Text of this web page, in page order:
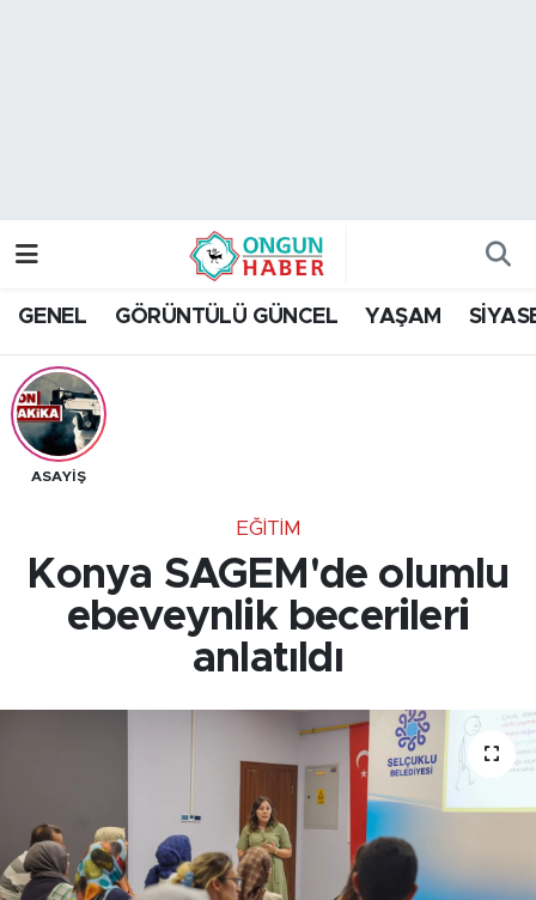
GENEL GÖRÜNTÜLÜ GÜNCEL YAŞAM
ASAYİŞ
EĞİTİM
Konya SAGEM'de olumlu
ebeveynlik becerileri
anlatıldı
Trafik Durumu
Tüm Manşetler
Son Dakika Haberleri